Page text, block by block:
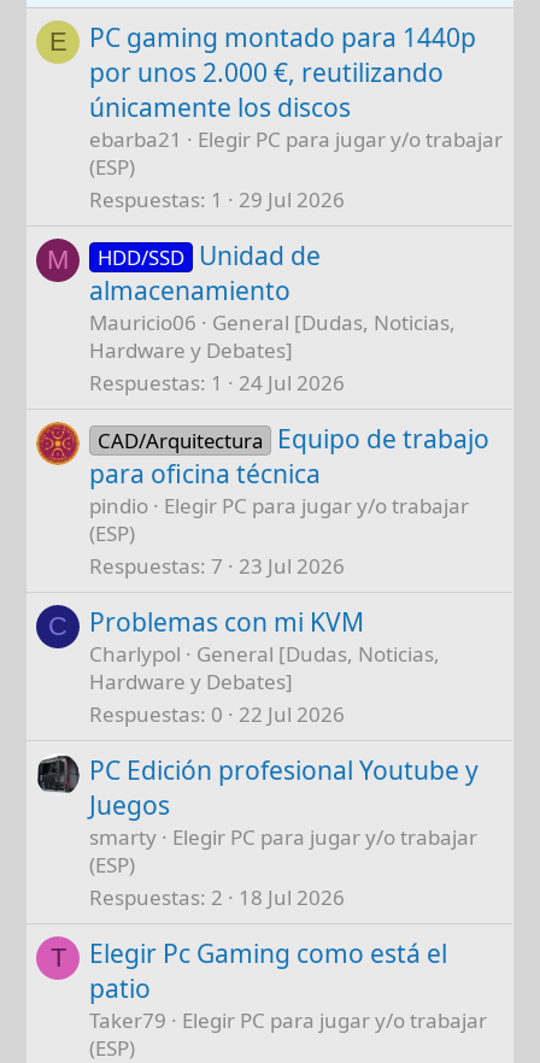
E
PC gaming montado para 1440p
por unos 2.000 €, reutilizando
únicamente los discos
ebarba21
Elegir PC para jugar y/o trabajar
(ESP)
Respuestas 1 29 Jul 2026
M HDD/SSD Unidad de
almacenamiento
Mauricio06
General [Dudas, Noticias,
Hardware y Debates]
Respuestas 1 24 Jul 2026
CAD/Arquitectura
Equipo de trabajo
para oficina técnica
pindio
Elegir PC para jugar y/o trabajar
(ESP)
Respuestas 7 23 Jul 2026
C Problemas con mi KVM
Charlypol
General [Dudas, Noticias,
Hardware y Debates]
Respuestas 0 22 Jul 2026
PC Edición profesional Youtube y
Juegos
smarty
Elegir PC para jugar y/o trabajar
(ESP)
Respuestas 2 18 Jul 2026
T
Elegir Pc Gaming como está el
patio
Taker79
Elegir PC para jugar y/o trabajar
(ESP)